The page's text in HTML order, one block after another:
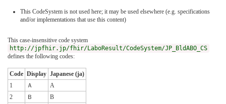
This CodeSystem is not used here; it may be used elsewhere (e.g. specifications
and/or implementations that use this content)
This case-insensitive code system
http://jpfhir.jp/fhir/LaboResult/CodeSystem/JP_BldABO_CS
defines the following codes:
Code Display Japanese (ja)
1
Ａ
A
2
Ｂ
B